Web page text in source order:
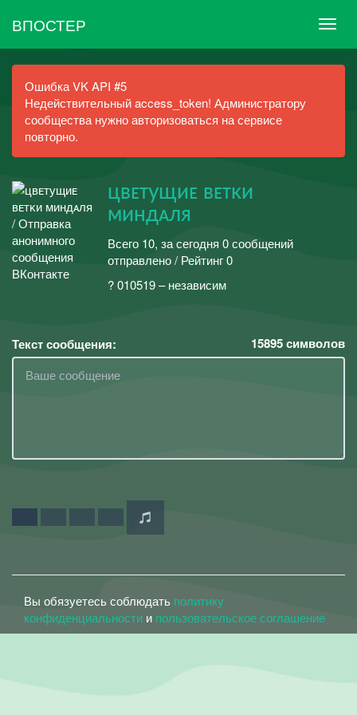
ВПОСТЕР
Ошибка VK API #5
Недействительный access_token! Администратору
сообщества нужно авторизоваться на сервисе
повторно.
цʙᴇᴛущиᴇ ʙᴇᴛᴋи
ᴍиндᴀля
Всего 10, за сегодня 0 сообщений
отправлено / Рейтинг 0
? 010519 – независим
Текст сообщения: 15895символов
Вы обязуетесь соблюдать политику
конфиденциальности и пользовательское соглашение